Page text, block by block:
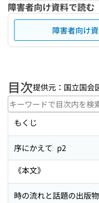
障害者向け資料で読む
障害者向け
目次提供元：国立国会
もくじ
序にかえて p2
《本文》
時の流れと話題の出版物